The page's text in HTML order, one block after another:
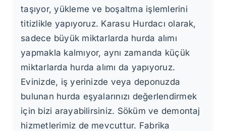
taşıyor, yükleme ve boşaltma işlemlerini
titizlikle yapıyoruz. Karasu Hurdacı olarak,
sadece büyük miktarlarda hurda alımı
yapmakla kalmıyor, aynı zamanda küçük
miktarlarda hurda alımı da yapıyoruz.
Evinizde, iş yerinizde veya deponuzda
bulunan hurda eşyalarınızı değerlendirmek
için bizi arayabilirsiniz. Söküm ve demontaj
hizmetlerimiz de mevcuttur. Fabrika